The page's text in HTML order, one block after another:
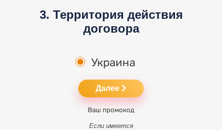
3. Территория действия
договора
Украина
Далее
Ваш промокод
Если имеется